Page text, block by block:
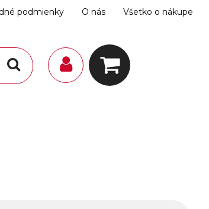
podmienky O nás Všetko o nákupe